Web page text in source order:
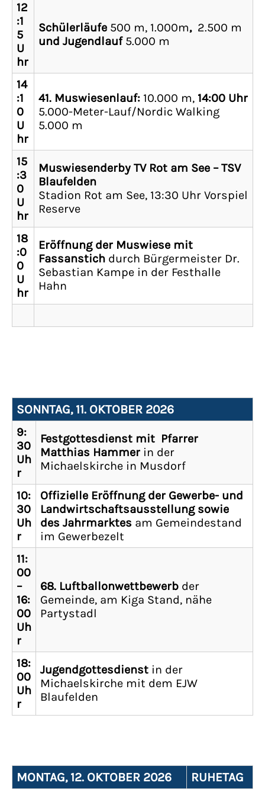
12
:1
5
U
hr
Schülerläufe 500 m, 1.000m, 2.500 m
und Jugendlauf 5.000 m
14
:1
0
U
hr
41. Muswiesenlauf: 10.000 m, 14:00 Uhr
5.000-Meter-Lauf/Nordic Walking
5.000 m
15
:3
0
U
hr
Muswiesenderby TV Rot am See – TSV
Blaufelden
Stadion Rot am See, 13:30 Uhr Vorspiel
Reserve
18
:0
0
U
hr
Eröffnung der Muswiese mit
Fassanstich durch Bürgermeister Dr.
Sebastian Kampe in der Festhalle
Hahn
SONNTAG, 11. OKTOBER 2026
9:
30
Uh
r
Festgottesdienst mit Pfarrer
Matthias Hammer in der
Michaelskirche in Musdorf
10:
30
Uh
r
Offizielle Eröffnung der Gewerbe- und
Landwirtschaftsausstellung sowie
des Jahrmarktes am Gemeindestand
im Gewerbezelt
11:
00
–
16:
00
Uh
r
68. Luftballonwettbewerb der
Gemeinde, am Kiga Stand, nähe
Partystadl
18:
00
Uh
r
Jugendgottesdienst in der
Michaelskirche mit dem EJW
Blaufelden
MONTAG, 12. OKTOBER 2026 RUHETAG